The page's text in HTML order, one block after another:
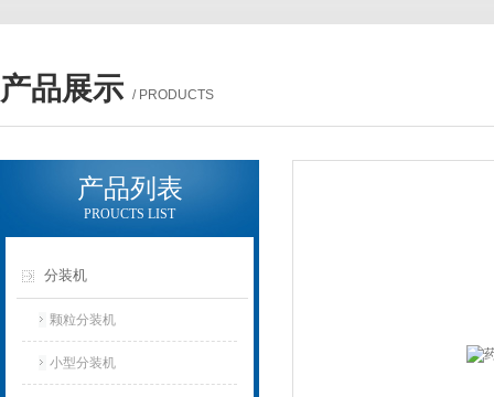
产品展示 / PRODUCTS
产品列表
PROUCTS LIST
分装机
颗粒分装机
小型分装机